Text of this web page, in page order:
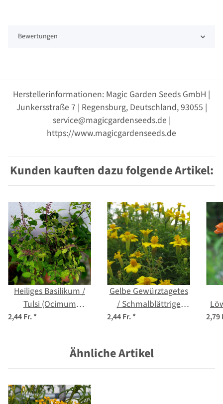
Bewertungen
Herstellerinformationen: Magic Garden Seeds GmbH |
Junkersstraße 7 | Regensburg, Deutschland, 93055 |
service@magicgardenseeds.de |
https://www.magicgardenseeds.de
Kunden kauften dazu folgende Artikel:
Heiliges Basilikum /
Tulsi (Ocimum
tenuiflorum syn.
2,44 Fr.*
Gelbe Gewürztagetes
/ Schmalblättrige
Studentenblume
Bio Saatgut
2,44 Fr.* 2,79
Ähnliche Artikel